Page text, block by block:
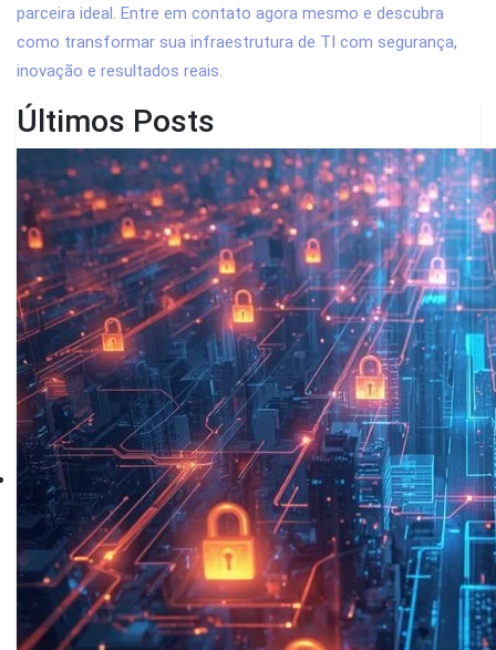
parceira ideal. Entre em contato agora mesmo e descubra
como transformar sua infraestrutura de TI com segurança,
inovação e resultados reais.
Últimos Posts